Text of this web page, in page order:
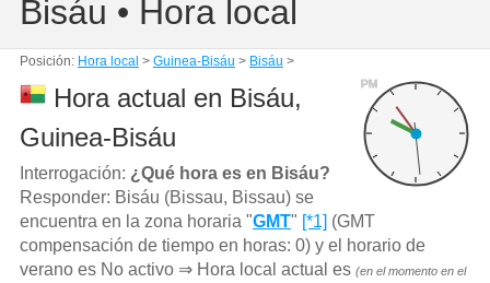
Bisáu • Hora local
Posición: Hora local > Guinea-Bisáu > Bisáu >
PM
Hora actual en Bisáu,
Guinea-Bisáu
Interrogación: ¿Qué hora es en Bisáu?
Responder: Bisáu (Bissau, Bissau) se
encuentra en la zona horaria "GMT" [*1] (GMT
compensación de tiempo en horas: 0) y el horario de
verano es No activo ⇒ Hora local actual es (en el momento en el